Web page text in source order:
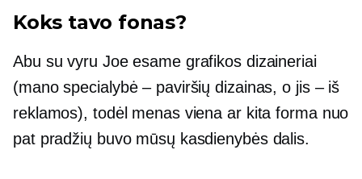
Koks tavo fonas?
Abu su vyru Joe esame grafikos dizaineriai
(mano specialybė – paviršių dizainas, o jis – iš
reklamos), todėl menas viena ar kita forma nuo
pat pradžių buvo mūsų kasdienybės dalis.